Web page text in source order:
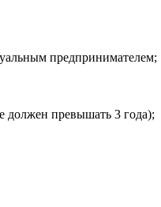
предпринимателем;
должен превышать 3 года);